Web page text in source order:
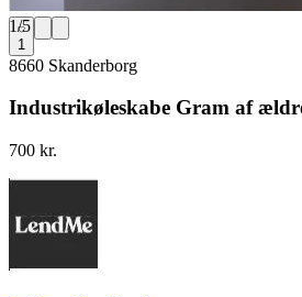
1/5
1
8660 Skanderborg
Industrikøleskabe Gram af
700 kr.